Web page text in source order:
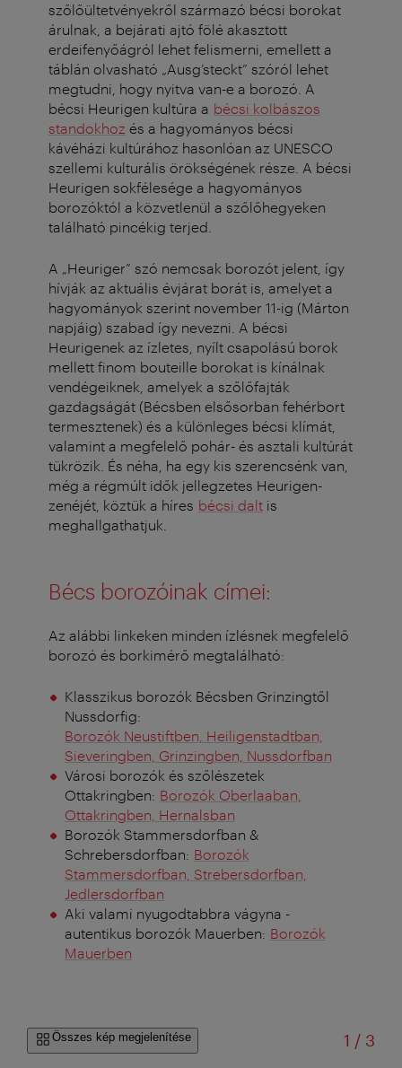
szőlőültetvényekről származó bécsi borokat
árulnak, a bejárati ajtó fölé akasztott
erdeifenyőágról lehet felismerni, emellett a
táblán olvasható „Ausg’steckt” szóról lehet
megtudni, hogy nyitva van-e a borozó. A
bécsi Heurigen kultúra a bécsi kolbászos
standokhoz és a hagyományos bécsi
kávéházi kultúrához hasonlóan az UNESCO
szellemi kulturális örökségének része. A bécsi
Heurigen sokfélesége a hagyományos
borozóktól a közvetlenül a szőlőhegyeken
található pincékig terjed.
A „Heuriger” szó nemcsak borozót jelent, így
hívják az aktuális évjárat borát is, amelyet a
hagyományok szerint november 11-ig (Márton
napjáig) szabad így nevezni. A bécsi
Heurigenek az ízletes, nyílt csapolású borok
mellett finom bouteille borokat is kínálnak
vendégeiknek, amelyek a szőlőfajták
gazdagságát (Bécsben elsősorban fehérbort
termesztenek) és a különleges bécsi klímát,
valamint a megfelelő pohár- és asztali kultúrát
tükrözik. És néha, ha egy kis szerencsénk van,
még a régmúlt idők jellegzetes Heurigen-
zenéjét, köztük a híres bécsi dalt is
meghallgathatjuk.
Bécs borozóinak címei:
Az alábbi linkeken minden ízlésnek megfelelő
borozó és borkimérő megtalálható:
Klasszikus borozók Bécsben Grinzingtől
Nussdorfig:
Borozók Neustiftben, Heiligenstadtban,
Sieveringben, Grinzingben, Nussdorfban
Városi borozók és szőlészetek
Ottakringben: Borozók Oberlaaban,
Ottakringben, Hernalsban
Borozók Stammersdorfban &
Schrebersdorfban: Borozók
Stammersdorfban, Strebersdorfban,
Jedlersdorfban
Aki valami nyugodtabbra vágyna -
autentikus borozók Mauerben: Borozók
Mauerben
Összes kép megjelenítése 1 // 3